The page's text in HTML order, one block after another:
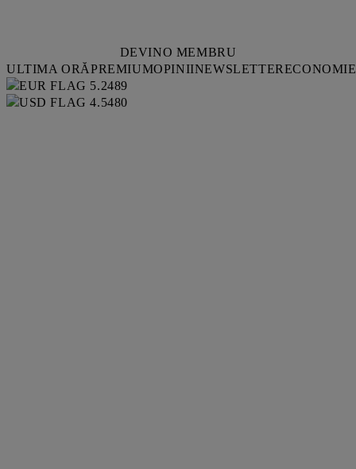
DEVINO MEMBRU
ULTIMA ORĂPREMIUMOPINIINEWSLETTERECONOMIE
5.2489
4.5480